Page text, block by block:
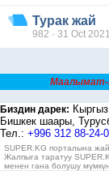
Турак жай
982 · 31 Oct
Биздин дарек:
Бишкек шаары,
Тел.: +996 312 88-24-
SUPER.KG порталына
Жалпыга таратуу
менен гана болушу мүмкүн.